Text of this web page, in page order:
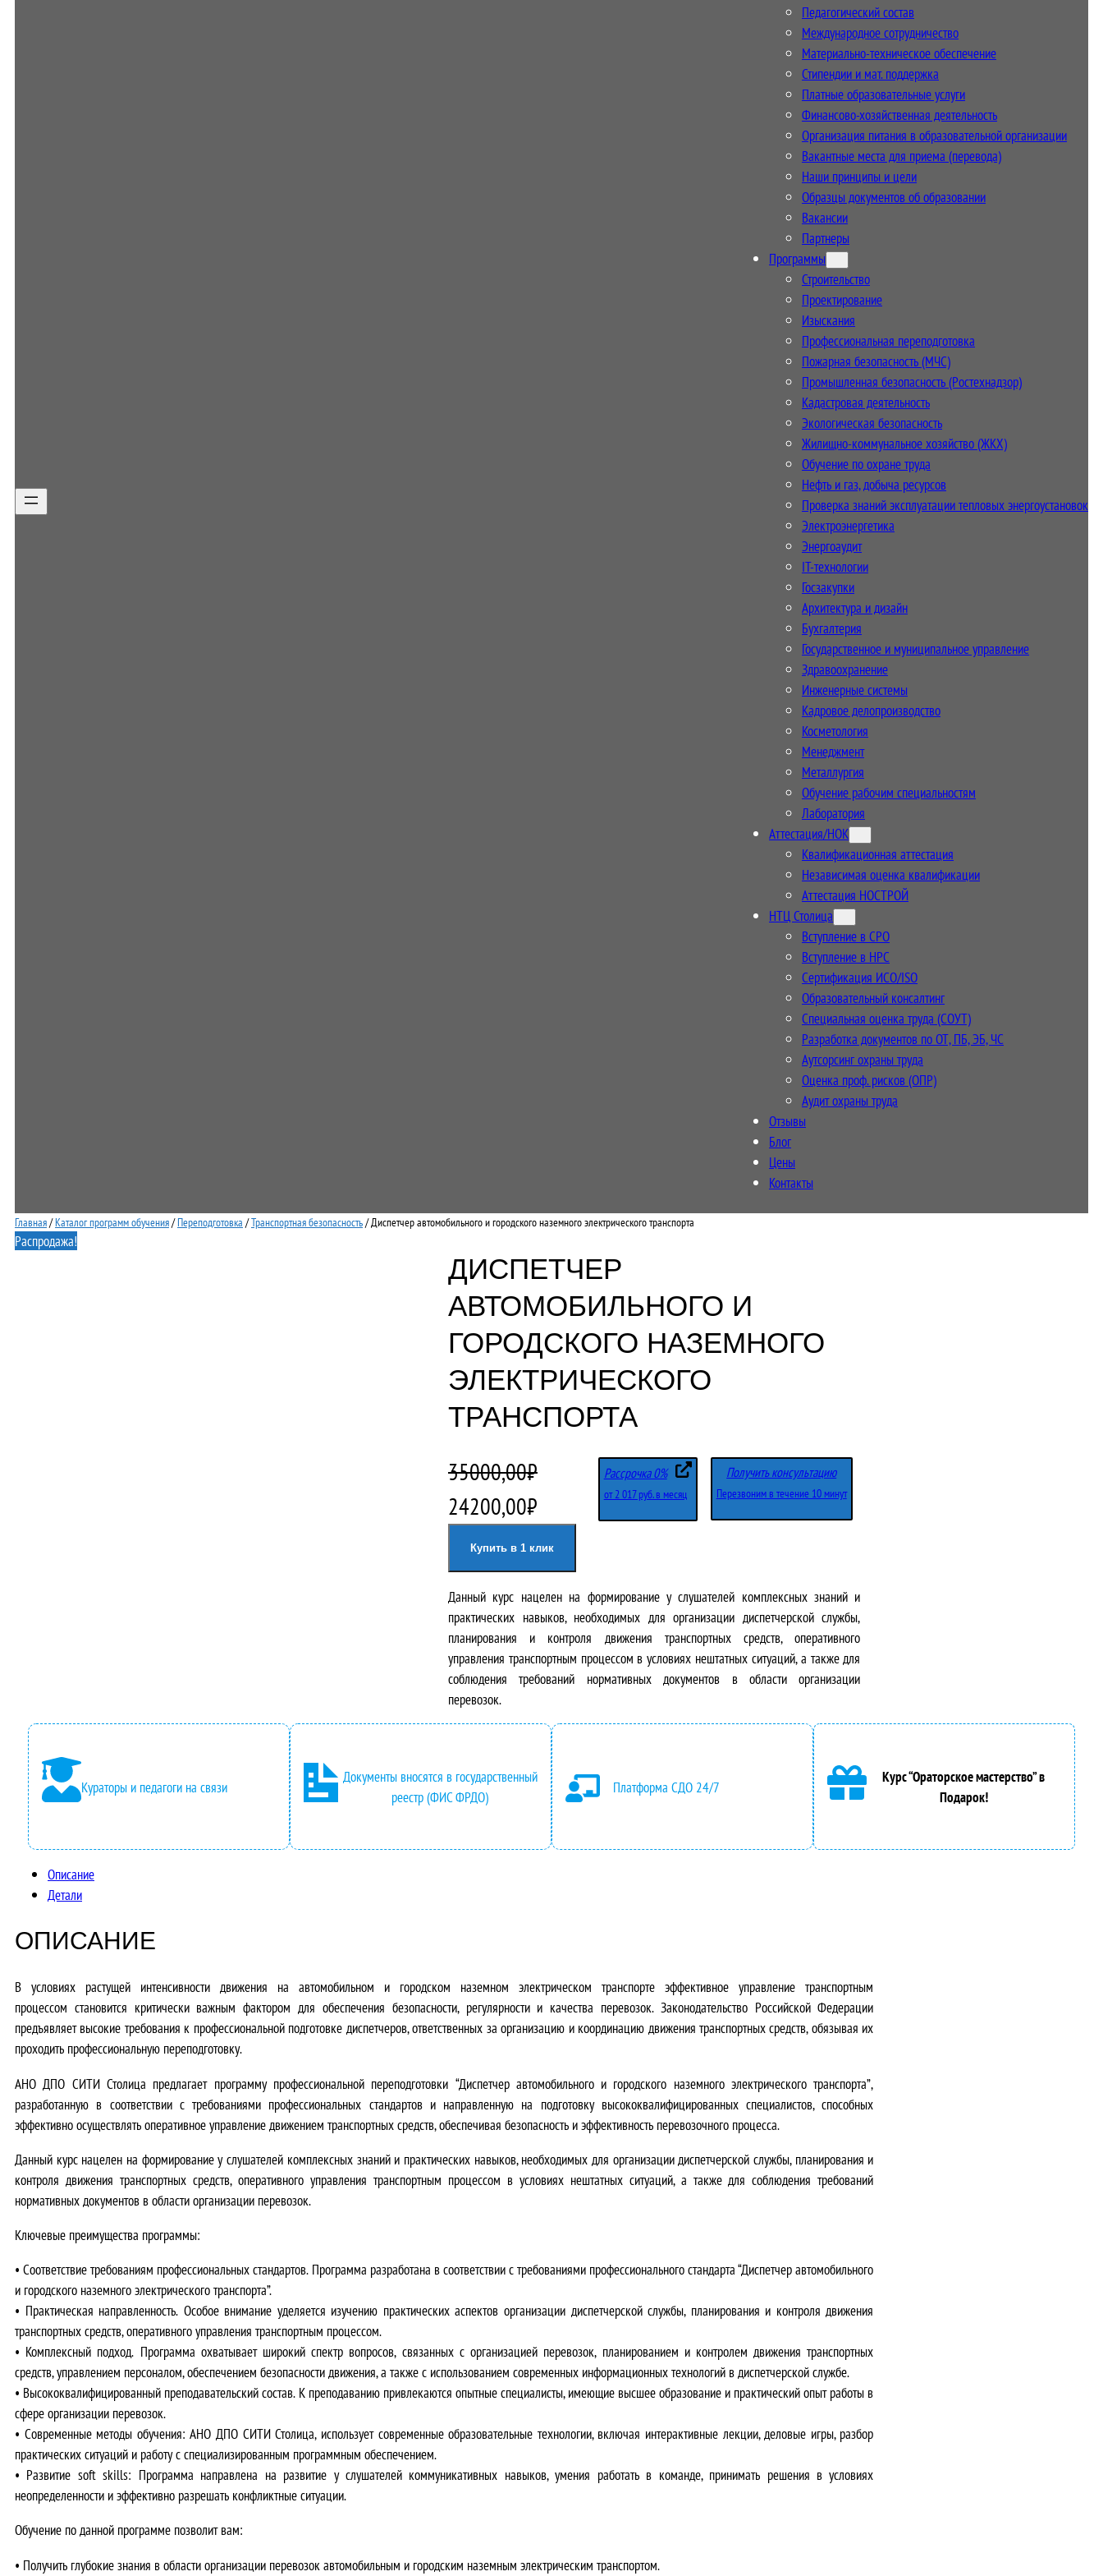
Педагогический состав
Международное сотрудничество
Материально-техническое обеспечение
Стипендии и мат. поддержка
Платные образовательные услуги
Финансово-хозяйственная деятельность
Организация питания в образовательной организации
Вакантные места для приема (перевода)
Наши принципы и цели
Образцы документов об образовании
Вакансии
Партнеры
Программы
Строительство
Проектирование
Изыскания
Профессиональная переподготовка
Пожарная безопасность (МЧС)
Промышленная безопасность (Ростехнадзор)
Кадастровая деятельность
Экологическая безопасность
Жилищно-коммунальное хозяйство (ЖКХ)
Обучение по охране труда
Нефть и газ, добыча ресурсов
Проверка знаний эксплуатации тепловых энергоустановок
Электроэнергетика
Энергоаудит
IT-технологии
Госзакупки
Архитектура и дизайн
Бухгалтерия
Государственное и муниципальное управление
Здравоохранение
Инженерные системы
Кадровое делопроизводство
Косметология
Менеджмент
Металлургия
Обучение рабочим специальностям
Лаборатория
Аттестация/НОК
Квалификационная аттестация
Независимая оценка квалификации
Аттестация НОСТРОЙ
НТЦ Столица
Вступление в СРО
Вступление в НРС
Сертификация ИСО/ISO
Образовательный консалтинг
Специальная оценка труда (СОУТ)
Разработка документов по ОТ, ПБ, ЭБ, ЧС
Аутсорсинг охраны труда
Оценка проф. рисков (ОПР)
Аудит охраны труда
Отзывы
Блог
Цены
Контакты
Главная/Каталог программ обучения/Переподготовка /Транспортная безопасность/ Диспетчер автомобильного и городского наземного электрического транспорта
Распродажа!
ДИСПЕТЧЕР
АВТОМОБИЛЬНОГО И
ГОРОДСКОГО НАЗЕМНОГО
ЭЛЕКТРИЧЕСКОГО
ТРАНСПОРТА
35000,00₽
П
р
в
о
н
а
а
ь
ц
е
а
с
о
с
а
я
л
а
3
24200,00₽
е
к
у
щ
а
е
а
2
0
,
0
0
₽
Рассрочка 0%
от 2 017 руб. в месяц
Получить консультацию
Перезвоним в течение 10 минут
Купить в 1 клик
Данный курс нацелен на формирование у слушателей комплексных знаний и
практических навыков, необходимых для организации диспетчерской службы,
планирования и контроля движения транспортных средств, оперативного
управления транспортным процессом в условиях нештатных ситуаций, а также для
соблюдения требований нормативных документов в области организации
перевозок.
Кураторы и педагоги на связи
Документы вносятся в государственный
реестр (ФИС ФРДО)
Платформа СДО 24/7
Курс “Ораторское мастерство” в
Подарок!
Описание
Детали
ОПИСАНИЕ
В условиях растущей интенсивности движения на автомобильном и городском наземном электрическом транспортеэффективное управление транспортным
процессом становится критически важным фактором для обеспечения безопасности, регулярности и качества перевозок. Законодательство Российской Федерации
предъявляет высокие требования к профессиональной подготовке диспетчеров, ответственных за организацию и координацию движения транспортных средств, обязывая их
проходить профессиональную переподготовку.
АНО ДПО СИТИ Столица предлагает программу профессиональной переподготовки “Диспетчер автомобильного и городского наземного электрического транспорта”,
разработанную в соответствии с требованиями профессиональных стандартов и направленную на подготовку высококвалифицированных специалистов, способных
эффективно осуществлять оперативное управление движением транспортных средств, обеспечивая безопасность и эффективность перевозочного процесса.
Данный курс нацелен на формирование у слушателей комплексных знаний и практических навыков, необходимых для организации диспетчерской службы, планирования и
контроля движения транспортных средств, оперативного управления транспортным процессом в условиях нештатных ситуаций, а также для соблюдения требований
нормативных документов в области организации перевозок.
Ключевые преимущества программы:
•Соответствие требованиям профессиональных стандартов. Программа разработана в соответствии с требованиями профессионального стандарта “Диспетчер автомобильного
и городского наземного электрического транспорта”.
• Практическая направленность. Особое внимание уделяется изучению практических аспектов организации диспетчерской службы, планирования и контроля движения
транспортных средств, оперативного управления транспортным процессом.
• Комплексный подход. Программа охватывает широкий спектр вопросов, связанных с организацией перевозок, планированием и контролем движения транспортных
средств, управлением персоналом, обеспечением безопасности движения, а также с использованием современных информационных технологий в диспетчерской службе.
• Высококвалифицированный преподавательский состав. К преподаванию привлекаются опытные специалисты, имеющие высшее образование и практический опыт работы в
сфере организации перевозок.
• Современные методы обучения: АНО ДПО СИТИ Столица, использует современные образовательные технологии, включая интерактивные лекции, деловые игры, разбор
практических ситуаций и работу с специализированным программным обеспечением.
• Развитие soft skills: Программа направлена на развитие у слушателей коммуникативных навыков, умения работать в команде, принимать решения в условиях
неопределенности и эффективно разрешать конфликтные ситуации.
Обучение по данной программе позволит вам:
• Получить глубокие знания в области организации перевозок автомобильным и городским наземным электрическим транспортом.